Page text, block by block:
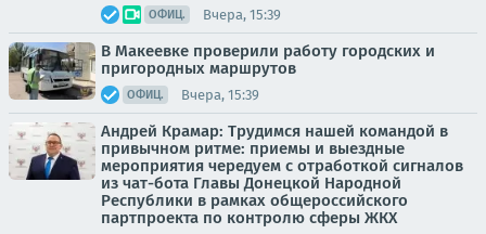
ОФИЦ. Вчера, 15:39
В Макеевке проверили работу городских и
пригородных маршрутов
ОФИЦ. Вчера, 15:39
Андрей Крамар: Трудимся нашей командой в
привычном ритме: приемы и выездные
мероприятия чередуем с отработкой сигналов
из чат-бота Главы Донецкой Народной
Республики в рамках общероссийского
партпроекта по контролю сферы ЖКХ